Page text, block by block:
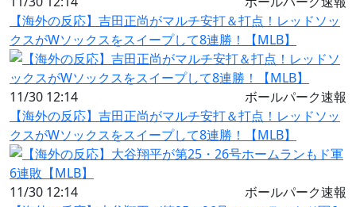
【海外の反応】吉田正尚がマルチ安打＆打点！レッドソッ
クスがWソックスをスイープして8連勝！【MLB】
11/30 12:14
ボールパーク速報
【海外の反応】吉田正尚がマルチ安打＆打点！レッドソッ
クスがWソックスをスイープして8連勝！【MLB】
11/30 12:14
ボールパーク速報